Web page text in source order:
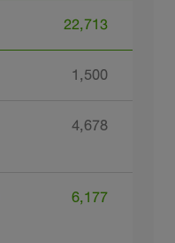
22,713
1,500
4,678
6,177